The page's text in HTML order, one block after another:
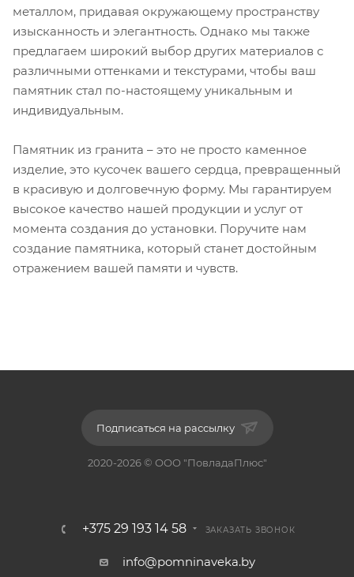
металлом, придавая окружающему пространству
изысканность и элегантность. Однако мы также
предлагаем широкий выбор других материалов с
различными оттенками и текстурами, чтобы ваш
памятник стал по-настоящему уникальным и
индивидуальным.
Памятник из гранита – это не просто каменное
изделие, это кусочек вашего сердца, превращенный
в красивую и долговечную форму. Мы гарантируем
высокое качество нашей продукции и услуг от
момента создания до установки. Поручите нам
создание памятника, который станет достойным
отражением вашей памяти и чувств.
Подписаться на рассылку
2020-2026 © ООО "ПовладаПлюс"
+375 29 193 14 58 ЗАКАЗАТЬ ЗВОНОК
info@pomninaveka.by